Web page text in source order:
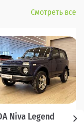
Смотреть все
Niva Legend